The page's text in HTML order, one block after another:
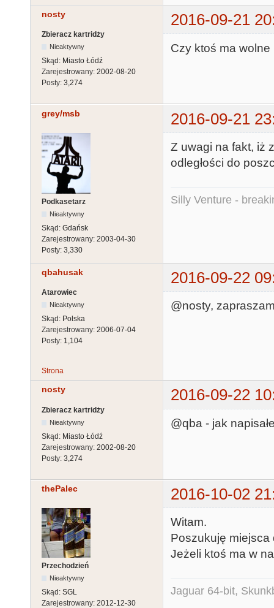
nosty 2016-09-21
Zbieracz kartridży
Nieaktywny
Skąd: Miasto Łódź
Zarejestrowany: 2002-08-20
Posty: 3,274
Czy ktoś ma
grey/msb 2016-09-21
Podkasetarz
Nieaktywny
Skąd: Gdańsk
Zarejestrowany: 2003-04-30
Posty: 3,330
Z uwagi na fakt, iż
odległości do
Silly Venture -
qbahusak 2016-09-22
Atarowiec
Nieaktywny
Skąd: Polska
Zarejestrowany: 2006-07-04
Posty: 1,104
@nosty,
Strona
nosty 2016-09-22
Zbieracz kartridży
Nieaktywny
Skąd: Miasto Łódź
Zarejestrowany: 2002-08-20
Posty: 3,274
@qba - jak
thePalec 2016-10-02
Przechodzień
Nieaktywny
Skąd: SGL
Zarejestrowany: 2012-12-30
Witam.
Poszukuję miejsca
Jeżeli ktoś ma w
Jaguar 64-bit,